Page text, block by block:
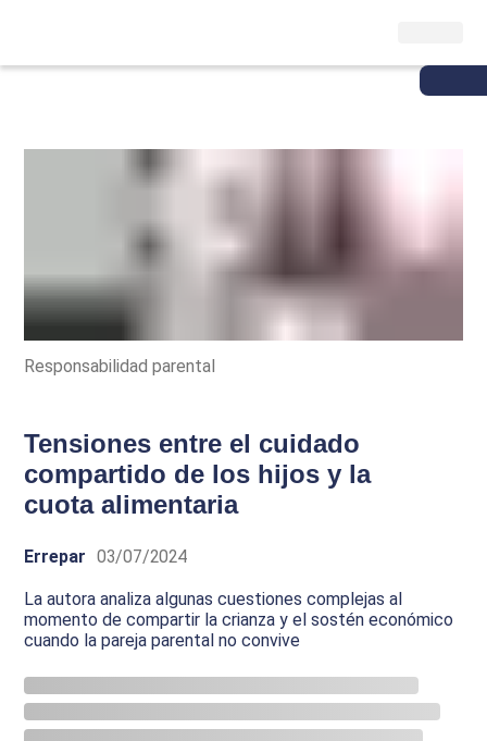
Responsabilidad parental
Tensiones entre el cuidado
compartido de los hijos y la
cuota alimentaria
Errepar 03/07/2024
La autora analiza algunas cuestiones complejas al
momento de compartir la crianza y el sostén económico
cuando la pareja parental no convive